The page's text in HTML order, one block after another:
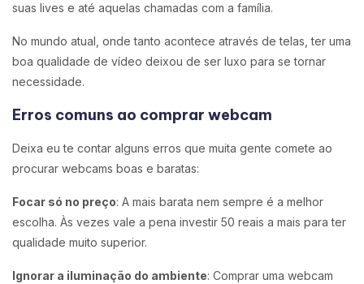
suas lives e até aquelas chamadas com a família.
No mundo atual, onde tanto acontece através de telas, ter uma
boa qualidade de vídeo deixou de ser luxo para se tornar
necessidade.
Erros comuns ao comprar webcam
Deixa eu te contar alguns erros que muita gente comete ao
procurar webcams boas e baratas:
Focar só no preço: A mais barata nem sempre é a melhor
escolha. Às vezes vale a pena investir 50 reais a mais para ter
qualidade muito superior.
Ignorar a iluminação do ambiente: Comprar uma webcam